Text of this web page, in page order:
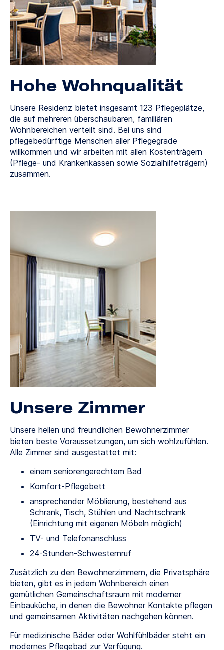
Hohe Wohnqualität
Unsere Residenz bietet insgesamt 123 Pflegeplätze,
die auf mehreren überschaubaren, familiären
Wohnbereichen verteilt sind. Bei uns sind
pflegebedürftige Menschen aller Pflegegrade
willkommen und wir arbeiten mit allen Kostenträgern
(Pflege- und Krankenkassen sowie Sozialhilfeträgern)
zusammen.
Unsere Zimmer
Unsere hellen und freundlichen Bewohnerzimmer
bieten beste Voraussetzungen, um sich wohlzufühlen.
Alle Zimmer sind ausgestattet mit:
einem seniorengerechtem Bad
Komfort-Pflegebett
ansprechender Möblierung, bestehend aus
Schrank, Tisch, Stühlen und Nachtschrank
(Einrichtung mit eigenen Möbeln möglich)
TV- und Telefonanschluss
24-Stunden-Schwesternruf
Zusätzlich zu den Bewohnerzimmern, die Privatsphäre
bieten, gibt es in jedem Wohnbereich einen
gemütlichen Gemeinschaftsraum mit moderner
Einbauküche, in denen die Bewohner Kontakte pflegen
und gemeinsamen Aktivitäten nachgehen können.
Für medizinische Bäder oder Wohlfühlbäder steht ein
modernes Pflegebad zur Verfügung.